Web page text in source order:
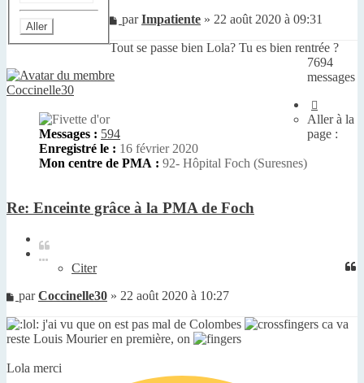
Message
lu
parImpatiente » 22 août 2020 à 09:31
Tout se passe bien Lola? Tu es bien rentrée ?
Coccinelle30
Messages : 594
Enregistré le : 16 février 2020
Mon centre de PMA : 92- Hôpital Foch (Suresnes)
Re: Enceinte grâce à la PMA de Foch
Citer
Message
lu
parCoccinelle30 » 22 août 2020 à 10:27
j'ai vu que on est pas mal de Colombes
ca va
reste Louis Mourier en première, on
Lola merci
7694
messages
514
sur
Aller à la
page :